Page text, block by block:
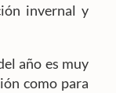
invernal y
año es muy
como para